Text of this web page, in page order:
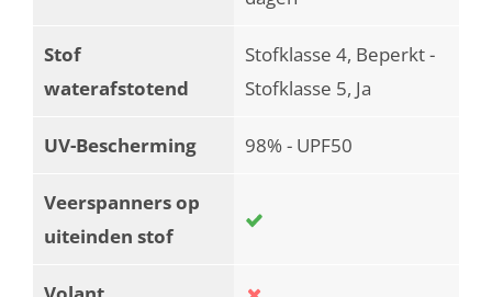
Stof
waterafstotend
Stofklasse 4, Beperkt -
Stofklasse 5, Ja
UV-Bescherming 98% - UPF50
Veerspanners op
uiteinden stof